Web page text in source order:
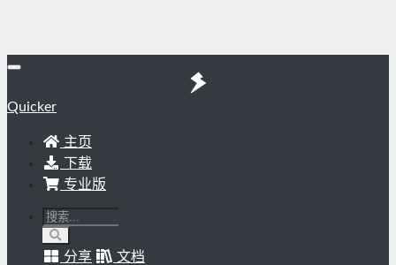
Quicker
主页
下载
专业版
分享
文档